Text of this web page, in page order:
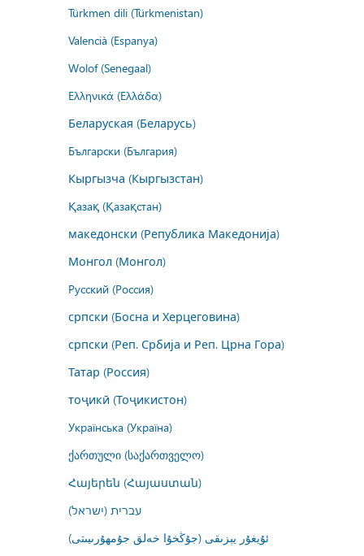
Türkmen dili (Türkmenistan)
Valencià (Espanya)
Wolof (Senegaal)
Ελληνικά (Ελλάδα)
Беларуская (Беларусь)
Български (България)
Кыргызча (Кыргызстан)
Қазақ (Қазақстан)
македонски (Република Македонија)
Монгол (Монгол)
Русский (Россия)
српски (Босна и Херцеговина)
српски (Реп. Србија и Реп. Црна Гора)
Татар (Россия)
тоҷикӣ (Тоҷикистон)
Українська (Україна)
ქართული (საქართველო)
Հայերեն (Հայաստան)
עברית (ישראל)
ئۇيغۇر يېزىقى (جۇڭخۇا خەلق جۇمھۇرىيىتى)